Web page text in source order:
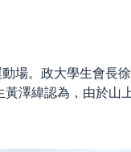
場。政大學生會長
澤緯認為，由於